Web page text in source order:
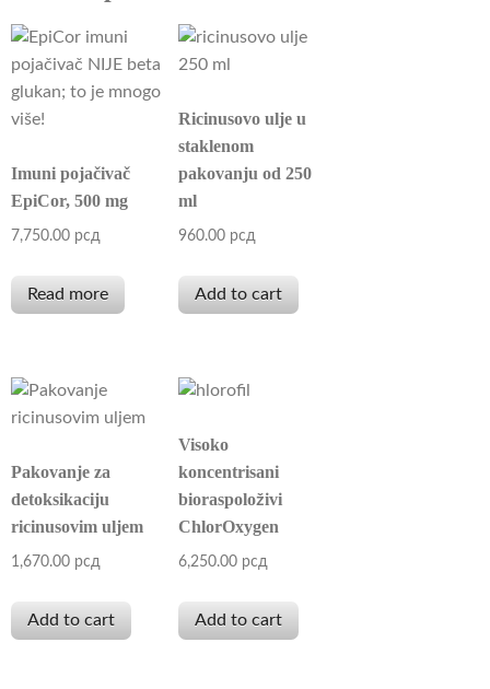
Imuni pojačivač
EpiCor, 500 mg
7,750.00 рсд
Read more
Ricinusovo ulje u
staklenom
pakovanju od 250
ml
960.00 рсд
Add to cart
Pakovanje za
detoksikaciju
ricinusovim uljem
1,670.00 рсд
Add to cart
Visoko
koncentrisani
bioraspoloživi
ChlorOxygen
6,250.00 рсд
Add to cart